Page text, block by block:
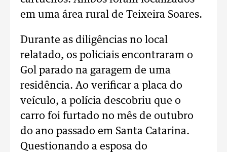
em uma área rural de Teixeira Soares.
Durante as diligências no local
relatado, os policiais encontraram o
Gol parado na garagem de uma
residência. Ao verificar a placa do
veículo, a polícia descobriu que o
carro foi furtado no mês de outubro
do ano passado em Santa Catarina.
Questionando a esposa do